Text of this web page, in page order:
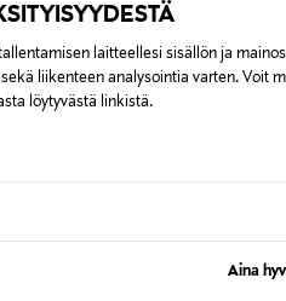
laitteellesi sisällön ja
liikenteen analysointia varten. Voit
löytyvästä linkistä.
Aina